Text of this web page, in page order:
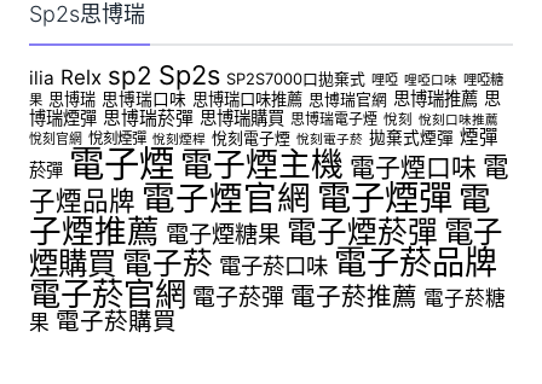
Sp2s思博瑞
ilia Relx sp2 Sp2s SP2S7000口拋棄式 哩啞 哩啞口味 哩啞糖
果 思博瑞 思博瑞口味 思博瑞口味推薦 思博瑞官網 思博瑞推薦 思
博瑞煙彈 思博瑞菸彈 思博瑞購買 思博瑞電子煙 悅刻 悅刻口味推薦
悅刻官網 悅刻煙彈 悅刻煙桿 悅刻電子煙 悅刻電子菸 拋棄式煙彈 煙彈
菸彈 電子煙 電子煙主機 電子煙口味 電
子煙品牌 電子煙官網 電子煙彈 電
子煙推薦 電子煙糖果 電子煙菸彈 電子
煙購買 電子菸 電子菸口味 電子菸品牌
電子菸官網 電子菸彈 電子菸推薦 電子菸糖
果 電子菸購買